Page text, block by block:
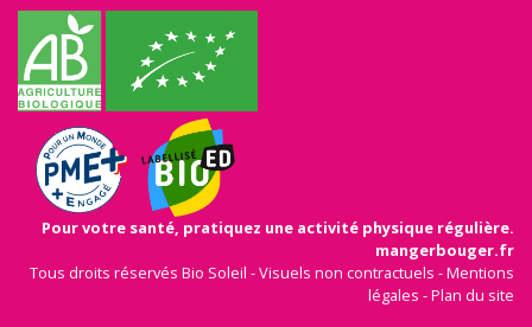
Pour votre santé, pratiquez une activité physique régulière.
mangerbouger.fr
Tous droits réservés Bio Soleil - Visuels non contractuels -Mentions
légales -Plan du site